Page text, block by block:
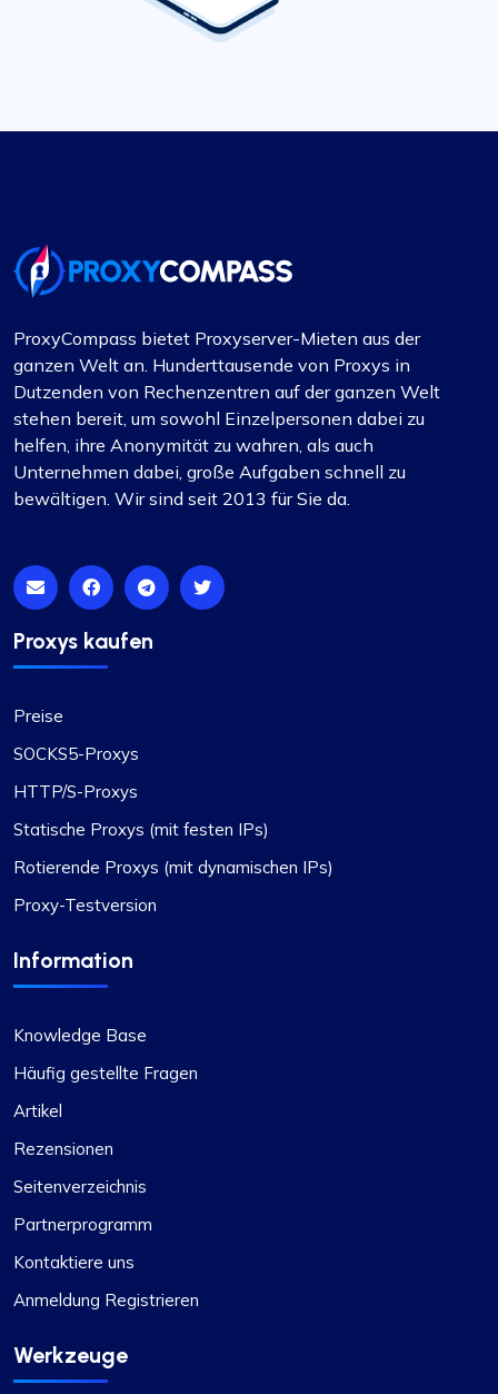
ProxyCompass bietet Proxyserver-Mieten aus der
ganzen Welt an. Hunderttausende von Proxys in
Dutzenden von Rechenzentren auf der ganzen Welt
stehen bereit, um sowohl Einzelpersonen dabei zu
helfen, ihre Anonymität zu wahren, als auch
Unternehmen dabei, große Aufgaben schnell zu
bewältigen. Wir sind seit 2013 für Sie da.
Proxys kaufen
Preise
SOCKS5-Proxys
HTTP/S-Proxys
Statische Proxys (mit festen IPs)
Rotierende Proxys (mit dynamischen IPs)
Proxy-Testversion
Information
Knowledge Base
Häufig gestellte Fragen
Artikel
Rezensionen
Seitenverzeichnis
Partnerprogramm
Kontaktiere uns
Anmeldung Registrieren
Werkzeuge